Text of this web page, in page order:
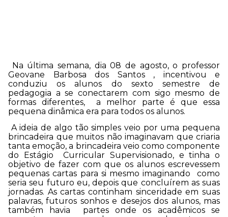
Na última semana, dia 08 de agosto, o professor
Geovane Barbosa dos Santos , incentivou e
conduziu os alunos do sexto semestre de
pedagogia a se conectarem com sigo mesmo de
formas diferentes, a melhor parte é que essa
pequena dinâmica era para todos os alunos.
A ideia de algo tão simples veio por uma pequena
brincadeira que muitos não imaginavam que criaria
tanta emoção, a brincadeira veio como componente
do Estágio Curricular Supervisionado, e tinha o
objetivo de fazer com que os alunos escrevessem
pequenas cartas para si mesmo imaginando como
seria seu futuro eu, depois que concluírem as suas
jornadas. As cartas continham sinceridade em suas
palavras, futuros sonhos e desejos dos alunos, mas
também havia partes onde os acadêmicos se